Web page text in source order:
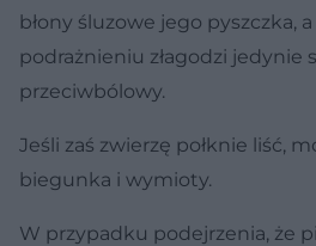
błony śluzowe jego pyszczka,
podrażnieniu złagodzi jedynie
przeciwbólowy.
Jeśli zaś zwierzę połknie liść,
biegunka i wymioty.
W przypadku podejrzenia, że